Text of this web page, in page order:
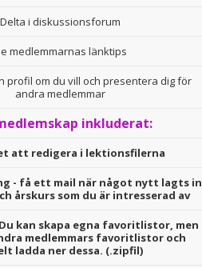
Delta i diskussionsforum
medlemmarnas länktips
profil om du vill och presentera dig för
andra medlemmar
inkluderat:
att redigera i lektionsfilerna
- få ett mail när något nytt lagts in
årskurs som du är intresserad av
kan skapa egna favoritlistor, men
medlemmars favoritlistor och
ladda ner dessa. (.zipfil)